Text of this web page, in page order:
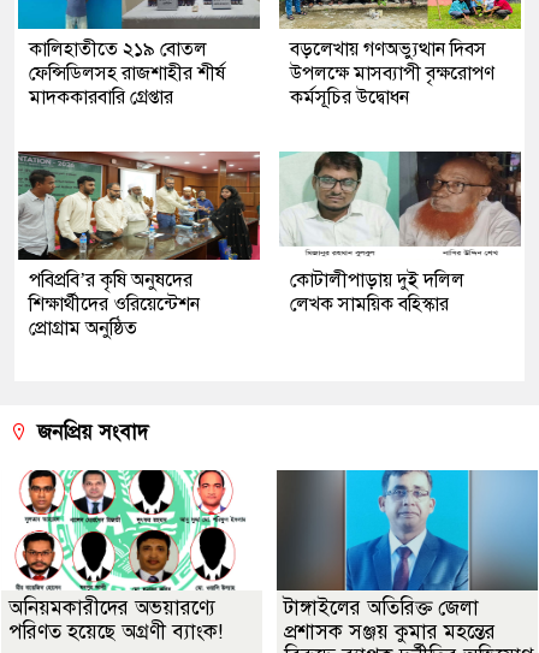
কালিহাতীতে ২১৯ বোতল
ফেন্সিডিলসহ রাজশাহীর শীর্ষ
মাদককারবারি গ্রেপ্তার
বড়লেখায় গণঅভ্যুত্থান দিবস
উপলক্ষে মাসব্যাপী বৃক্ষরোপণ
কর্মসূচির উদ্বোধন
পবিপ্রবি’র কৃষি অনুষদের
শিক্ষার্থীদের ওরিয়েন্টেশন
প্রোগ্রাম অনুষ্ঠিত
কোটালীপাড়ায় দুই দলিল
লেখক সাময়িক বহিস্কার
জনপ্রিয় সংবাদ
অনিয়মকারীদের অভয়ারণ্যে
পরিণত হয়েছে অগ্রণী ব্যাংক!
টাঙ্গাইলের অতিরিক্ত জেলা
প্রশাসক সঞ্জয় কুমার মহন্তের